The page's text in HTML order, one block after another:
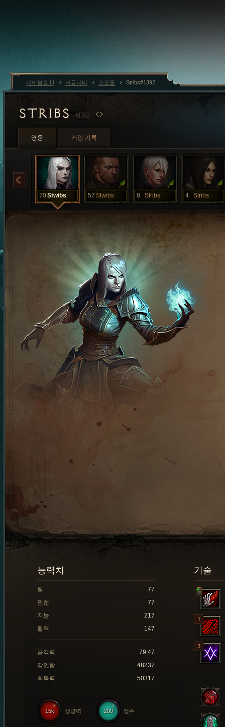
STRIBS#1392
영웅 게임 기록
70Stwibs 57 Stwibs 8 Stribs 4 Stribs
기술
능력치
힘
77
민첩
77
지능
217
활력
147
공격력
79.47
강인함
48237
회복력
50317
200 정수
15k 생명력
디아블로 III 커뮤니티 프로필 Stribs#1392